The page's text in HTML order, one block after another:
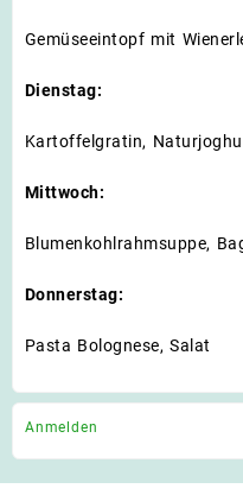
Gemüseeintopf mit
Dienstag:
Kartoffelgratin,
Mittwoch:
Blumenkohlrahmsuppe,
Donnerstag:
Pasta Bolognese, Salat
Anmelden